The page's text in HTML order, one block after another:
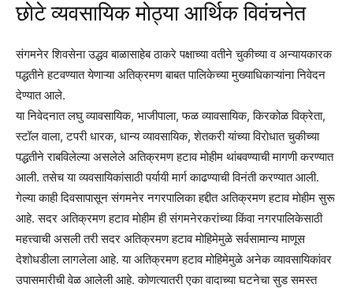
छाेटे व्यवसायिक माेठ्या आर्थिक विवंचनेत
संगमनेर शिवसेना उद्धव बाळासाहेब ठाकरे पक्षाच्या वतीने चुकीच्या व अन्यायकारक
पद्धतीने हटवण्यात येणाऱ्या अतिक्रमण बाबत पालिकेच्या मुख्याधिकाऱ्यांना निवेदन
देण्यात आले.
या निवेदनात लघु व्यावसायिक, भाजीपाला, फळ व्यावसायिक, किरकोळ विक्रेता,
स्टॉल वाला, टपरी धारक, धान्य व्यावसायिक, शेतकरी यांच्या विरोधात चुकीच्या
पद्धतीने राबविलेल्या असलेले अतिक्रमण हटाव मोहीम थांबवण्याची मागणी करण्यात
आली. तसेच या व्यवसायिकांसाठी पर्यायी मार्ग काढण्याची विनंती करण्यात आली.
गेल्या काही दिवसापासून संगमनेर नगरपालिका हद्दीत अतिक्रमण हटाव मोहीम सुरू
आहे. सदर अतिक्रमण हटाव मोहीम ही संगमनेरकरांच्या किंवा नगरपालिकेसाठी
महत्त्वाची असली तरी सदर अतिक्रमण हटाव मोहिमेमुळे सर्वसामान्य माणूस
देशोधडीला लागलेला आहे. या अतिक्रमण हटाव मोहिमेमुळे अनेक व्यावसायिकांवर
उपासमारीची वेळ आलेली आहे. कोणत्यातरी एका वादाच्या घटनेचा सुड समस्त